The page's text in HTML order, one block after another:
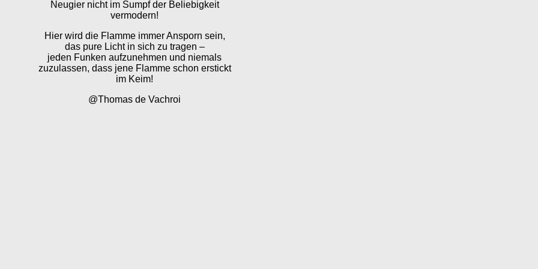
Neugier nicht im Sumpf der Beliebigkeit
vermodern!
Hier wird die Flamme immer Ansporn sein,
das pure Licht in sich zu tragen –
jeden Funken aufzunehmen und niemals
zuzulassen, dass jene Flamme schon erstickt
im Keim!
@Thomas de Vachroi